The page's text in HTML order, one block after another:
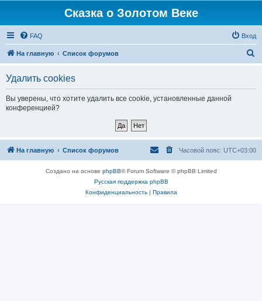
Сказка о Золотом Веке
FAQ Вход
На главную Список форумов
Удалить cookies
Вы уверены, что хотите удалить все cookie, установленные данной
конференцией?
На главную Список форумов Часовой пояс: UTC+03:00
Создано на основе phpBB® Forum Software © phpBB Limited
Русская поддержка phpBB
Конфиденциальность| Правила